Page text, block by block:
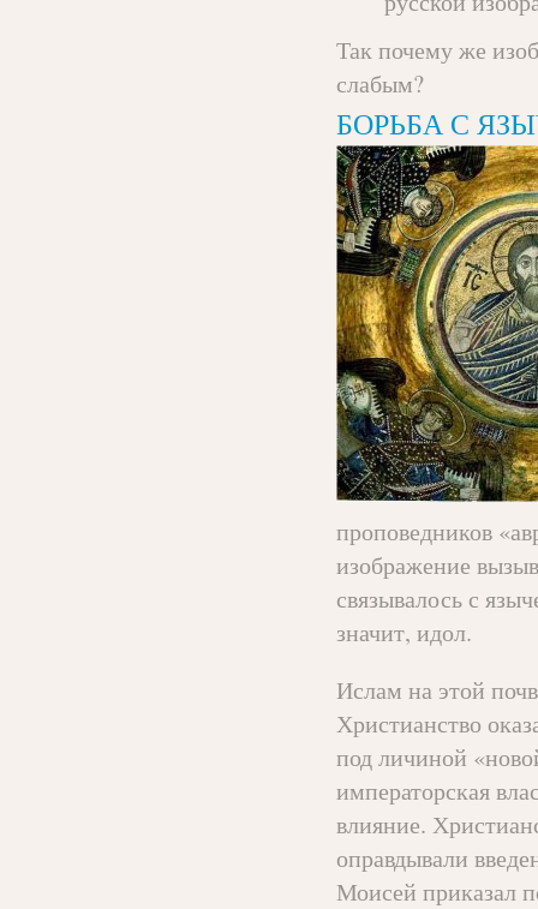
Так почему же
слабым?
БОРЬБА С
проповедников
изображение
связывалось с
значит, идол.
Ислам на этой
Христианство
под личиной
императорская
влияние.
оправдывали
Моисей приказал